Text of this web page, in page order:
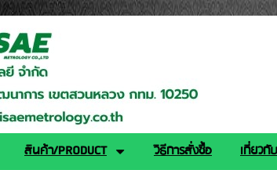
สินค้า/PRODUCT วิธีการสั่งซื้อ เกี่ยวกั